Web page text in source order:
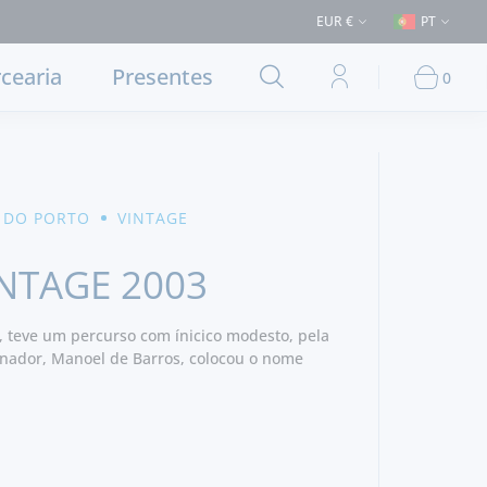
em Lisboa e concelhos limítrofes) ⚠️ Envios para Portugal e para o
EUR € PT
Presentes 0
PORTO VINTAGE
2003
teve um percurso com ínicico modesto, pela
Manoel de Barros, colocou o nome
ao longo dos anos. Entre eles